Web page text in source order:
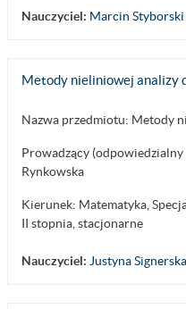
Nauczyciel: Marcin Styborski
Metody nieliniowej analizy
Nazwa przedmiotu: Metody
Prowadzący
Rynkowska
Kierunek: Matematyka,
II stopnia, stacjonarne
Nauczyciel: Justyna